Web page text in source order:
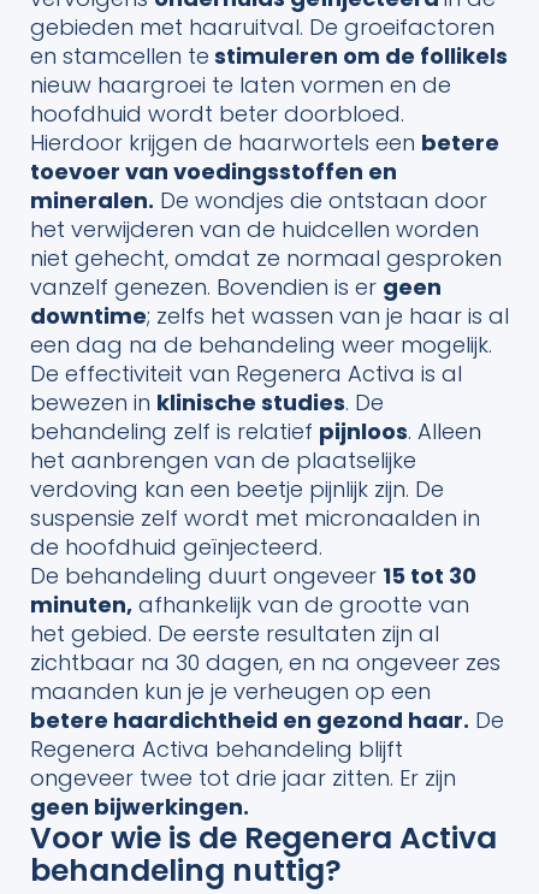
gebieden met haaruitval. De groeifactoren
en stamcellen te stimuleren om de follikels
nieuw haargroei te laten vormen en de
hoofdhuid wordt beter doorbloed.
Hierdoor krijgen de haarwortels een betere
toevoer van voedingsstoffen en
mineralen. De wondjes die ontstaan door
het verwijderen van de huidcellen worden
niet gehecht, omdat ze normaal gesproken
vanzelf genezen. Bovendien is er geen
downtime; zelfs het wassen van je haar is al
een dag na de behandeling weer mogelijk.
De effectiviteit van Regenera Activa is al
bewezen in klinische studies. De
behandeling zelf is relatief pijnloos. Alleen
het aanbrengen van de plaatselijke
verdoving kan een beetje pijnlijk zijn. De
suspensie zelf wordt met micronaalden in
de hoofdhuid geïnjecteerd.
De behandeling duurt ongeveer 15 tot 30
minuten, afhankelijk van de grootte van
het gebied. De eerste resultaten zijn al
zichtbaar na 30 dagen, en na ongeveer zes
maanden kun je je verheugen op een
betere haardichtheid en gezond haar. De
Regenera Activa behandeling blijft
ongeveer twee tot drie jaar zitten. Er zijn
geen bijwerkingen.
Voor wie is de Regenera Activa
behandeling nuttig?